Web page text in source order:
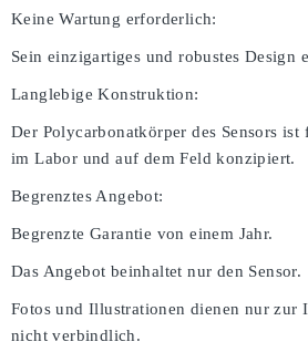
Keine Wartung erforderlich:
Sein einzigartiges und robustes Design
Langlebige Konstruktion:
Der Polycarbonatkörper des Sensors
im Labor und auf dem Feld konzipiert.
Begrenztes Angebot:
Begrenzte Garantie von einem Jahr.
Das Angebot beinhaltet nur den Sensor.
Fotos und Illustrationen dienen nur zur
nicht verbindlich.